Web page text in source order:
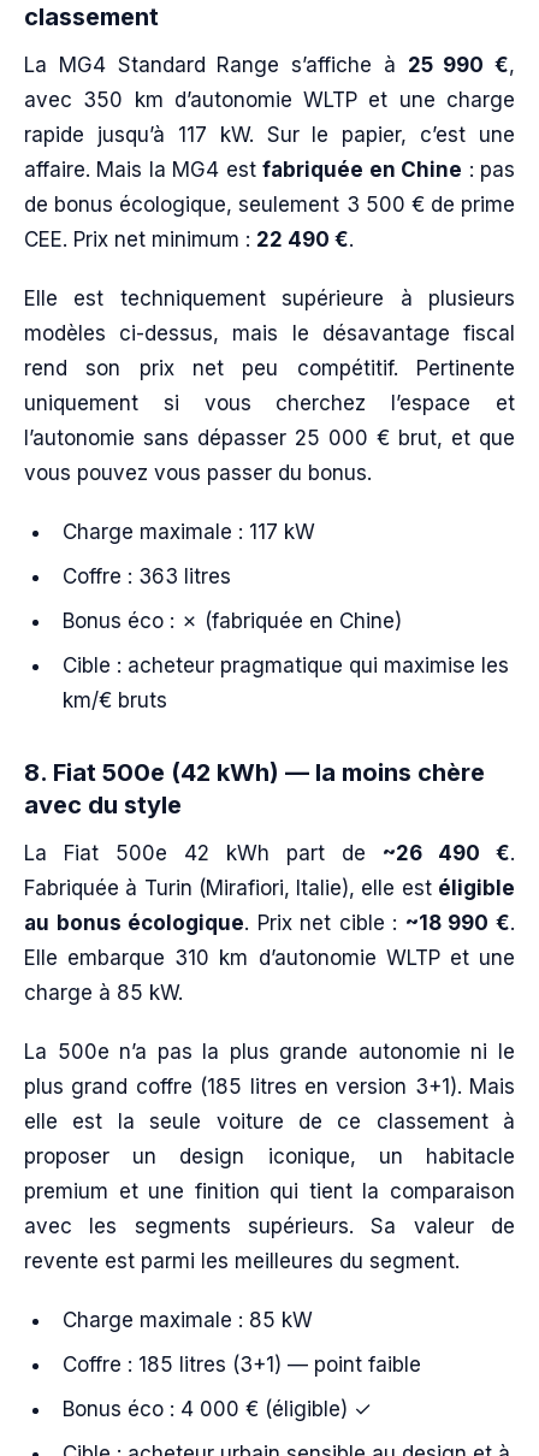
classement
La MG4 Standard Range s’affiche à 25 990 €,
avec 350 km d’autonomie WLTP et une charge
rapide jusqu’à 117 kW. Sur le papier, c’est une
affaire. Mais la MG4 estfabriquée en Chine : pas
de bonus écologique, seulement 3 500 € de prime
CEE. Prix net minimum : 22 490 €.
Elle est techniquement supérieure à plusieurs
modèles ci-dessus, mais le désavantage fiscal
rend son prix net peu compétitif. Pertinente
uniquement si vous cherchez l’espace et
l’autonomie sans dépasser 25 000 € brut, et que
vous pouvez vous passer du bonus.
Charge maximale : 117 kW
Coffre : 363 litres
Bonus éco : ✗ (fabriquée en Chine)
Cible : acheteur pragmatique qui maximise les
km/€ bruts
8. Fiat 500e (42 kWh) — la moins chère
avec du style
La Fiat 500e 42 kWh part de ~26 490 €.
Fabriquée à Turin (Mirafiori, Italie), elle est éligible
au bonus écologique. Prix net cible : ~18 990 €.
Elle embarque 310 km d’autonomie WLTP et une
charge à 85 kW.
La 500e n’a pas la plus grande autonomie ni le
plus grand coffre (185 litres en version 3+1). Mais
elle est la seule voiture de ce classement à
proposer un design iconique, un habitacle
premium et une finition qui tient la comparaison
avec les segments supérieurs. Sa valeur de
revente est parmi les meilleures du segment.
Charge maximale : 85 kW
Coffre : 185 litres (3+1) — point faible
Bonus éco : 4 000 € (éligible) ✓